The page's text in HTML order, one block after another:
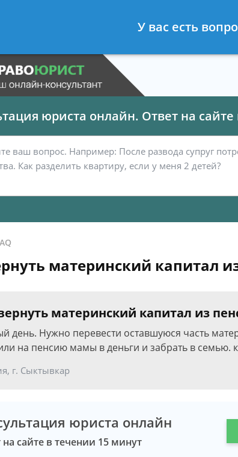
- Юрист по гражданскому праву
юриста онлайн. Ответ на
материнский капитал
материнский капитал из
день. Нужно перевести оставшуюся часть
на пенсию мамы в деньги и забрать в семью.
г. Сыктывкар
юриста онлайн
на сайте в течении 15 минут
У вас есть